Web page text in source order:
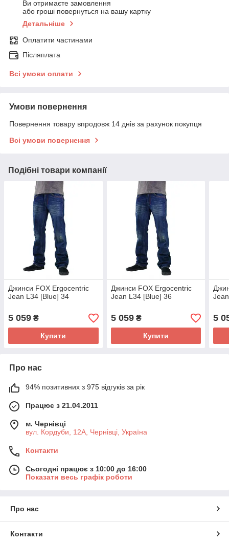
Ви отримаєте замовлення
або гроші повернуться на вашу картку
Детальніше
Оплатити частинами
Післяплата
Всі умови оплати
Умови повернення
Повернення товару впродовж 14 днів за рахунок покупця
Всі умови повернення
Подібні товари компанії
Джинси FOX Ergocentric
Jean L34 [Blue] 34
5 059 ₴
Купити
Джинси FOX Ergocentric
Jean L34 [Blue] 36
5 059₴
Купити
5
Про нас
94% позитивних з 975 відгуків за рік
Працює з 21.04.2011
м. Чернівці
вул. Кордуби, 12А, Чернівці, Україна
Контакти
Сьогодні працює з 10:00 до 16:00
Показати весь графік роботи
Про нас
Контакти